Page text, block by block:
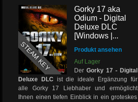
STEAM KEY
Gorky 17 aka
Odium - Digital
Deluxe DLC
[Windows |...
Produkt ansehen
Auf Lager
DerGorky 17 - Digital
Deluxe DLC ist die ideale Ergänzung für
alle Gorky 17 Liebhaber und ermöglicht
Ihnen einen tiefen Einblick in ein groteskes